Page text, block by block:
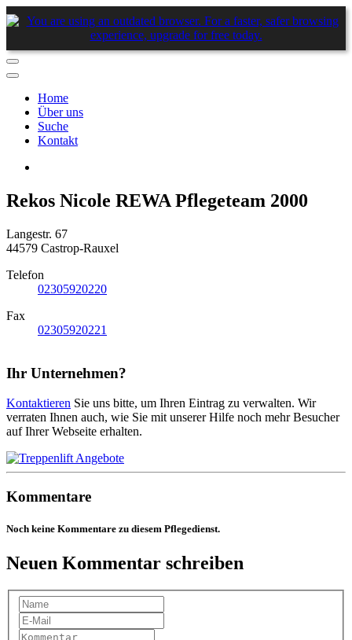
Home
Über uns
Suche
Kontakt
Rekos Nicole REWA Pflegeteam 2000
Langestr. 67
44579 Castrop-Rauxel
Telefon
02305920220
Fax
02305920221
Ihr Unternehmen?
Kontaktieren Sie uns bitte, um Ihren Eintrag zu verwalten. Wir
verraten Ihnen auch, wie Sie mit unserer Hilfe noch mehr Besucher
auf Ihrer Webseite erhalten.
Kommentare
Noch keine Kommentare zu diesem Pflegedienst.
Neuen Kommentar schreiben